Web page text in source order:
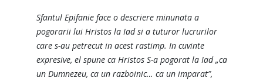
Sfantul Epifanie face o descriere minunata a
pogorarii lui Hristos la Iad si a tuturor lucrurilor
care s-au petrecut in acest rastimp. In cuvinte
expresive, el spune ca Hristos S-a pogorat la Iad „ca
un Dumnezeu, ca un razboinic… ca un imparat”,